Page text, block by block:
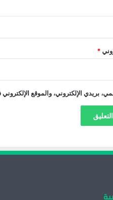
*
بريدي الإلكتروني، والموقع